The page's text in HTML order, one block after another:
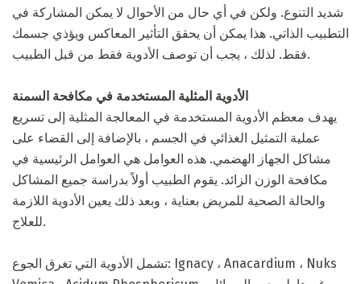
شديد التنوع. ولكن في أي حال من الأحوال لا يمكن المشاركة في
التطبيب الذاتي. هذا يمكن أن يحقق التأثير المعاكس ويؤذي جسمك
فقط. لذلك ، يجب أن توصف الأدوية فقط من قبل الطبيب.
الأدوية المثلية المستخدمة في مكافحة السمنة
يهدف معظم الأدوية المستخدمة في المعالجة المثلية إلى تسريع
عملية التمثيل الغذائي في الجسم ، بالإضافة إلى القضاء على
مشاكل الجهاز الهضمي. هذه العوامل هي العوامل الرئيسية في
مكافحة الوزن الزائد. يقوم الطبيب أولاً بدراسة جميع المشاكل
والحالة الصحية للمريض بعناية ، وبعد ذلك يعين الأدوية اللازمة
للعلاج.
تشمل الأدوية التي تغرق الجوع: Ignacy ، Anacardium ، Nuks